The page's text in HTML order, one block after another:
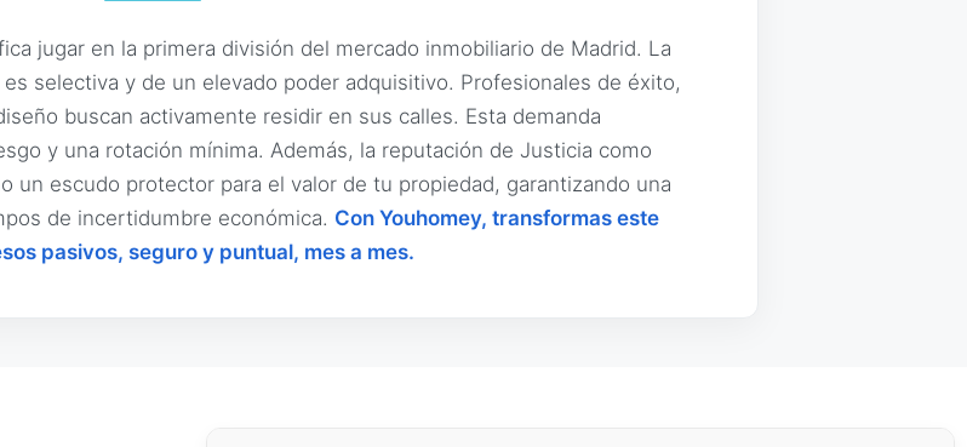
jugar en la primera división del mercado inmobiliario de Madrid. La
selectiva y de un elevado poder adquisitivo. Profesionales de éxito,
buscan activamente residir en sus calles. Esta demanda
y una rotación mínima. Además, la reputación de Justicia como
un escudo protector para el valor de tu propiedad, garantizando una
de incertidumbre económica. Con Youhomey, transformas este
pasivos, seguro y puntual, mes a mes.